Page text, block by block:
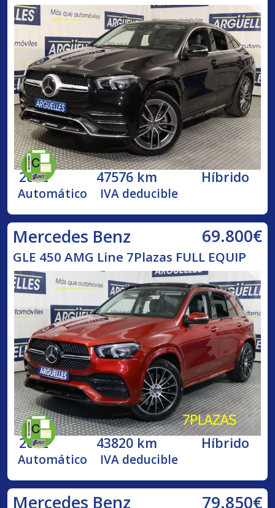
2022 47576 km Híbrido
Automático IVA deducible
Mercedes Benz 69.800€
GLE 450 AMG Line 7Plazas FULL EQUIP
2022 43820 km Híbrido
Automático IVA deducible
Mercedes Benz 79.850€